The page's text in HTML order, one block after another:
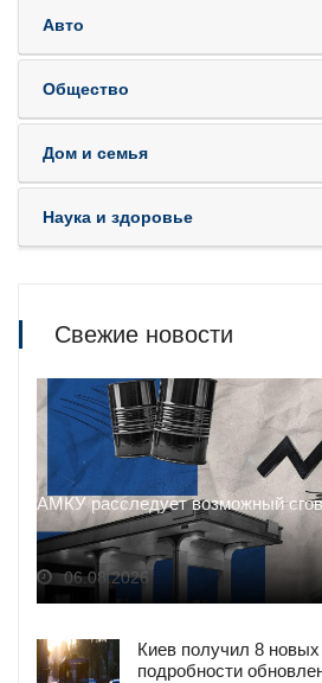
Авто
Общество
Дом и семья
Наука и здоровье
Свежие новости
АМКУ расследует возможный
06.08.2026
Киев получил 8
подробности